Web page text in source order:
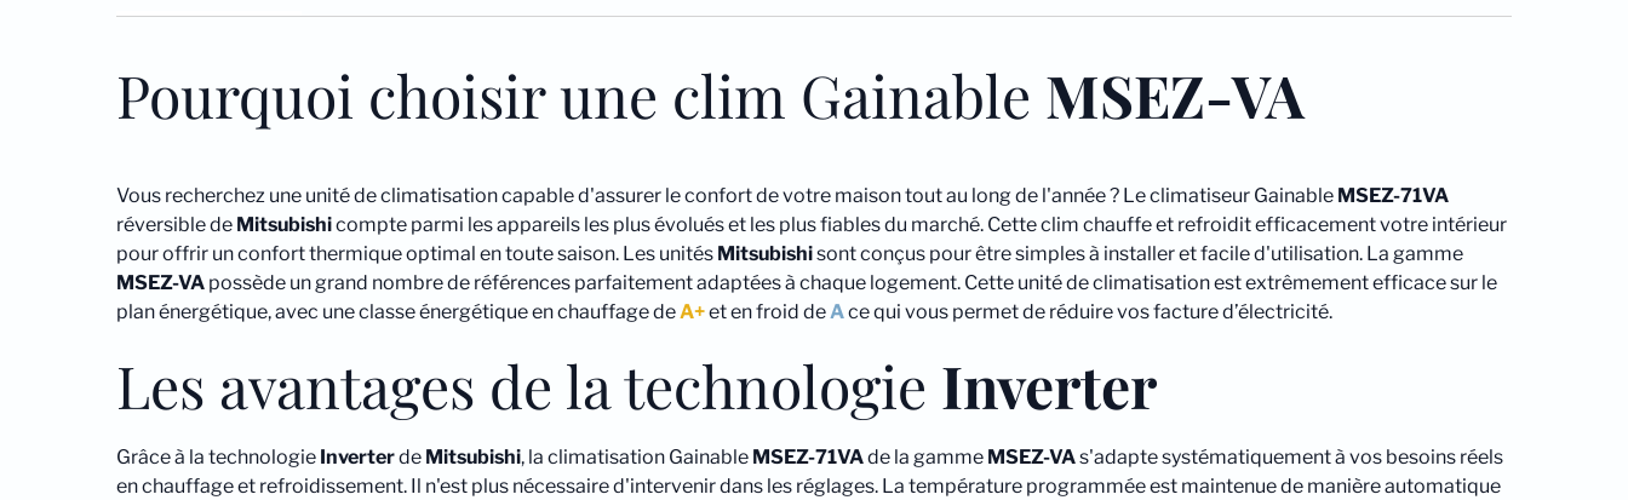
Pourquoi choisir une clim Gainable MSEZ-VA
Vous recherchez une unité de climatisation capable d'assurer le confort de votre maison tout au long de l'année ? Le climatiseur Gainable MSEZ-71VA
réversible de Mitsubishicompte parmi les appareils les plus évolués et les plus fiables du marché. Cette clim chauffe et refroidit efficacement votre intérieur
pour offrir un confort thermique optimal en toute saison. Les unités Mitsubishisont conçus pour être simples à installer et facile d'utilisation. La gamme
MSEZ-VA possède un grand nombre de références parfaitement adaptées à chaque logement. Cette unité de climatisation est extrêmement efficace sur le
plan énergétique, avec une classe énergétique en chauffage deA+et en froid deAce qui vous permet de réduire vos facture d’électricité.
Les avantages de la technologie Inverter
Grâce à la technologie Inverterde Mitsubishi, la climatisation Gainable MSEZ-71VAde la gamme MSEZ-VAs'adapte systématiquement à vos besoins réels
en chauffage et refroidissement. Il n'est plus nécessaire d'intervenir dans les réglages. La température programmée est maintenue de manière automatique